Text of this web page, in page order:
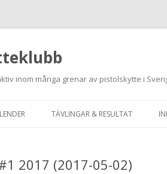
inom många grenar av pistolskytte i
TÄVLINGAR & RESULTAT
SKJUTPROGRAM 2026
2017 (2017-05-02)